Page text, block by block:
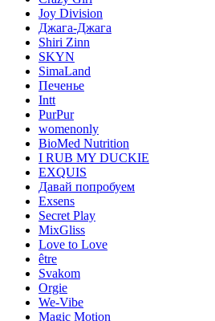
Joy Division
Джага-Джага
Shiri Zinn
SKYN
SimaLand
Печенье
Intt
PurPur
womenonly
BioMed Nutrition
I RUB MY DUCKIE
EXQUIS
Давай попробуем
Exsens
Secret Play
MixGliss
Love to Love
être
Svakom
Orgie
We-Vibe
Magic Motion